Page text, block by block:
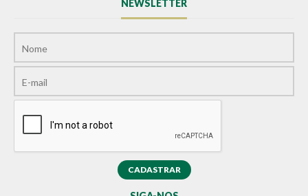
NEWSLETTER